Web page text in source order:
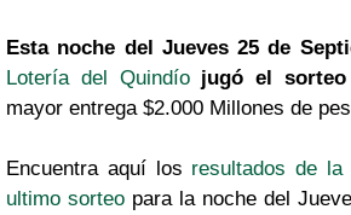
Esta noche del Jueves 25 de
Lotería del Quindío jugó el sorteo
mayor entrega $2.000 Millones de
Encuentra aquí los resultados de
ultimo sorteopara la noche del